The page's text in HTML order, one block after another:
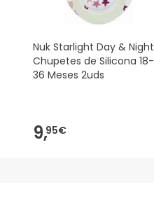
Nuk Starlight Day & Night
Chupetes de Silicona 18-
36 Meses 2uds
9,95€